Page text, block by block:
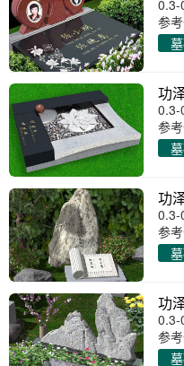
0.3-
参考
功
0.3-
参考
功
0.3-
参考
功
0.3-
参考